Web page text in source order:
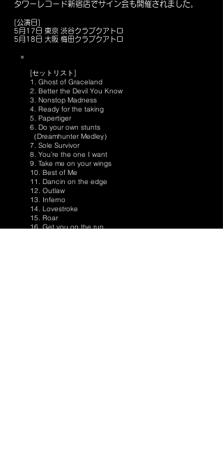
タワーレコード新宿店でサイン会も開催されました。
[公演日]
5月17日 東京 渋谷クラブクアトロ
5月18日 大阪 梅田クラブクアトロ
[セットリスト]
1. Ghost of Graceland
2. Better the Devil You Know
3. Nonstop Madness
4. Ready for the taking
5. Papertiger
6. Do your own stunts
（Dreamhunter Medley）
7. Sole Survivor
8. You’re the one I want
9. Take me on your wings
10. Best of Me
11. Dancin on the edge
12. Outlaw
13. Inferno
14. Lovestroke
15. Roar
16. Get you on the run